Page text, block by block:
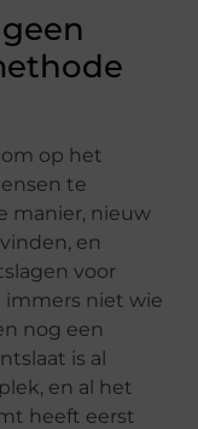
op het
te
manier, nieuw
en
voor
immers niet wie
nog een
is al
en al het
heeft eerst